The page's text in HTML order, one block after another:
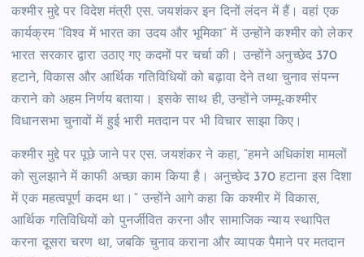
कश्मीर मुद्दे पर विदेश मंत्री एस. जयशंकर इन दिनों लंदन में हैं। वहां एक
कार्यक्रम “विश्व में भारत का उदय और भूमिका” में उन्होंने कश्मीर को लेकर
भारत सरकार द्वारा उठाए गए कदमों पर चर्चा की। उन्होंने अनुच्छेद 370
हटाने, विकास और आर्थिक गतिविधियों को बढ़ावा देने तथा चुनाव संपन्न
कराने को अहम निर्णय बताया। इसके साथ ही, उन्होंने जम्मू-कश्मीर
विधानसभा चुनावों में हुई भारी मतदान पर भी विचार साझा किए।
कश्मीर मुद्दे पर पूछे जाने पर एस. जयशंकर ने कहा, “हमने अधिकांश मामलों
को सुलझाने में काफी अच्छा काम किया है। अनुच्छेद 370 हटाना इस दिशा
में एक महत्वपूर्ण कदम था।” उन्होंने आगे कहा कि कश्मीर में विकास,
आर्थिक गतिविधियों को पुनर्जीवित करना और सामाजिक न्याय स्थापित
करना दूसरा चरण था, जबकि चुनाव कराना और व्यापक पैमाने पर मतदान